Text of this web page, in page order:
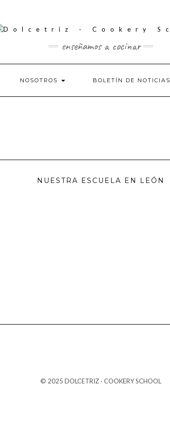
enseñamos a cocinar
NOSOTROS BOLETÍN DE NOTICIAS
NUESTRA ESCUELA EN LEÓN
© 2025 DOLCETRIZ · COOKERY SCHOOL